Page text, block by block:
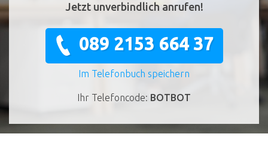
Jetzt unverbindlich anrufen!
089 2153 664 37
Im Telefonbuch speichern
Ihr Telefoncode: BOTBOT